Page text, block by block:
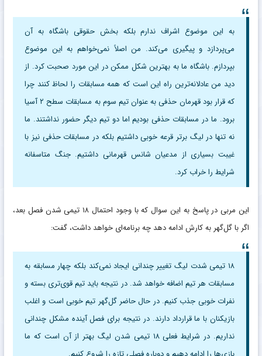
به این موضوع اشراف ندارم بلکه بخش حقوقی باشگاه به آن
می‌پردازد و پیگیری می‌کند. من اصلاً نمی‌خواهم به این موضوع
بپردازم. باشگاه ما به بهترین شکل ممکن در این مورد صحبت کرد. از
دید من عادلانه‌ترین راه این است که همه مسابقات را لحاظ کنند چرا
که قرار بود قهرمان حذفی به عنوان تیم سوم به مسابقات سطح ۲ آسیا
برود. ما در مسابقات حذفی بودیم اما دو تیم دیگر حضور نداشتند. ما
نه تنها در لیگ برتر قرعه خوبی داشتیم بلکه در مسابقات حذفی نیز با
غیبت بسیاری از مدعیان شانس قهرمانی داشتیم. جنگ متاسفانه
شرایط را خراب کرد.
این مربی در پاسخ به این سوال که با وجود احتمال ۱۸ تیمی شدن فصل بعد،
اگر با گل‌گهر به کارش ادامه دهد چه برنامه‌ای خواهد داشت، گفت:
۱۸ تیمی شدت لیگ تغییر چندانی ایجاد نمی‌کند بلکه چهار مسابقه به
مسابقات هر تیم اضافه خواهد شد. در نتیجه باید تیم قوی‌تری بسته و
نفرات خوبی جذب کنیم. در حال حاضر گل‌گهر تیم خوبی است و اغلب
بازیکنان با ما قرارداد دارند. در نتیجه برای فصل آینده مشکل چندانی
نداریم. در شرایط فعلی ۱۸ تیمی شدن لیگ بهتر از آن است که ما